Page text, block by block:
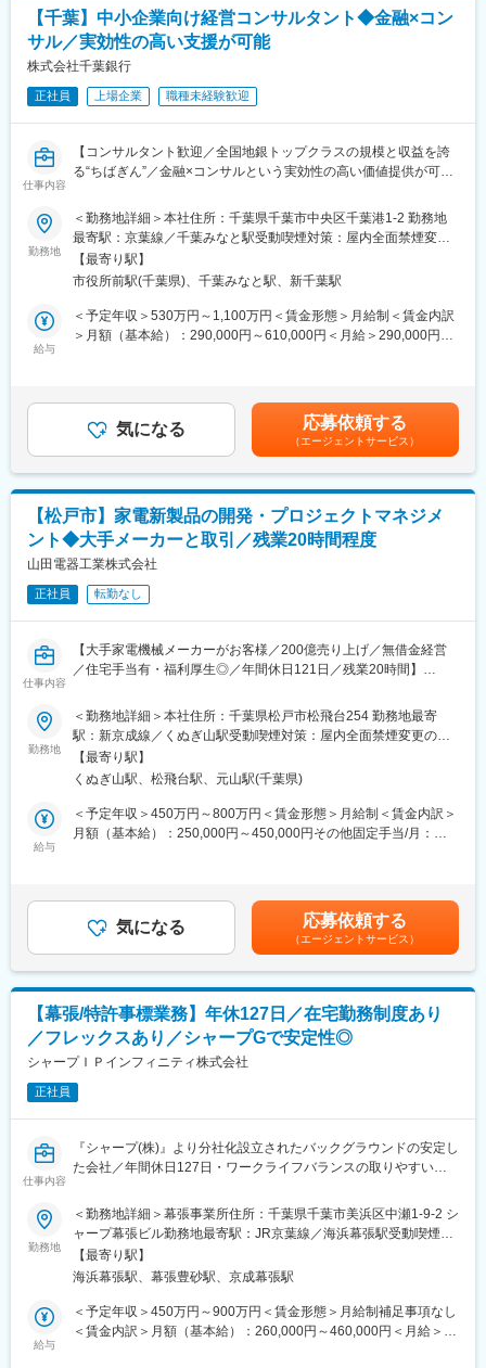
体施策の立案
●このポジションの魅力
・地方銀行トップクラスの顧客網を活かし、様々な規模の顧客に
対し、様々な内容の課題解決に携われることができる。
・金融×コンサルという極めて実効性の高い支援ができることで、
顧客の成長政略・各種改善等に大きく寄与できる。
・外部専門機関と協働し、事業戦略、人事制度、組織改革、DX推
進など幅広い経営テーマに携われる。
・入行後は法人アドバイザリー部にて、営業店と連携しながら法
人顧客の経営課題発掘やコンサルティング提案業務に従事いただ
きます。コンサルティング未経験者についても、外部専門機関や
経験豊富なメンバーとの協働を通じて、経営支援の専門性を身に
・中長期的には経営コンサルティング、DX支援等専門領域を担う
スペシャリストとして活躍いただくことを期待しています。
■当行の魅力：
・千葉県を中心に国内180店舗以上を展開し、ニューヨーク・香
港・ロンドン・上海・シンガポール・バンコクにも拠点を構える
など、全国トップクラスの規模と収益を誇る地方銀行です。
・証券・リース・IT・投資事業などを営む15のグループ会社と連
携し、お客さまのあらゆる課題を解決しています。
変更の範囲：【変更の範囲：その他当行が指示する業務】
【千葉】中小企業向け経営コンサルタント◆金融×コン
サル／実効性の高い支援が可能
株式会社千葉銀行
正社員 上場企業 職種未経験歓迎
仕事内容
【コンサルタント歓迎／全国地銀トップクラスの規模と収益を誇
る“ちばぎん”／金融×コンサルという実効性の高い価値提供が可
千葉銀行では、地域を中心とする顧客企業の経営課題解決を支援
するコンサルティング機能の強化を進めています。
永年の営業で培った千葉県を中心とする顧客企業との広範なネッ
トワークを活かし、複雑化する外部環境に対峙する顧客企業へ高
度な価値提供を行い、さらなる地域経済の発展に注力していきた
いと思っております。
・経営改善、組織・人事、DX推進等に関するソリューション提案
・コンサルティング案件の企画、提案、プロジェクト推進
・営業店向け案件創出支援および経営課題に関するアドバイザリ
体施策の立案
●このポジションの魅力
・地方銀行トップクラスの顧客網を活かし、様々な規模の顧客に
対し、様々な内容の課題解決に携われることができる。
・金融×コンサルという極めて実効性の高い支援ができることで、
顧客の成長政略・各種改善等に大きく寄与できる。
・外部専門機関と協働し、事業戦略、人事制度、組織改革、DX推
進など幅広い経営テーマに携われる。
・入行後は法人アドバイザリー部にて、営業店と連携しながら法
人顧客の経営課題発掘やコンサルティング提案業務に従事いただ
きます。コンサルティング未経験者についても、外部専門機関や
経験豊富なメンバーとの協働を通じて、経営支援の専門性を身に
・中長期的には経営コンサルティング、DX支援等専門領域を担う
スペシャリストとして活躍いただくことを期待しています。
■当行の魅力：
・千葉県を中心に国内180店舗以上を展開し、ニューヨーク・香
港・ロンドン・上海・シンガポール・バンコクにも拠点を構える
など、全国トップクラスの規模と収益を誇る地方銀行です。
・証券・リース・IT・投資事業などを営む15のグループ会社と連
携し、お客さまのあらゆる課題を解決しています。
変更の範囲：【変更の範囲：その他当行が指示する業務】
勤務地
＜勤務地詳細＞本社住所：千葉県千葉市中央区千葉港1-2 勤務地
最寄駅：京葉線／千葉みなと駅受動喫煙対策：屋内全面禁煙変更
の範囲：会社の定める事業所（リモートワーク含む）
【最寄り駅】
市役所前駅(千葉県)、千葉みなと駅、新千葉駅
給与
＜予定年収＞530万円～1,100万円＜賃金形態＞月給制＜賃金内訳
＞月額（基本給）：290,000円～610,000円＜月給＞290,000円～
す。月給(月額)は固定手当を含めた表記です。
気になる 応募依頼する
（エージェントサービス）
【松戸市】家電新製品の開発・プロジェクトマネジメ
ント◆大手メーカーと取引／残業20時間程度
山田電器工業株式会社
正社員 転勤なし
仕事内容
【大手家電機械メーカーがお客様／200億売り上げ／無借金経営
／住宅手当有・福利厚生◎／年間休日121日／残業20時間】
品の開発と製造受託（OEM・ODM）を大手メーカー・ブランド向
けに行っている当社にてメーカー顧客からの依頼を元にプロジェ
クトマネジメントをしていただくポジションを募集いたします。
価格や機能、デザインに至るまで、まだ世にない製品をカタチに
していき、自分の手で製品を世に送り出す。そんなやりがいを感
じられるポジションです。
■業務内容
・新製品開発に向けた商談、ニーズのヒアリング
└既存のお客様からの依頼対応と、当社からの新規製品開発の提
└他技術担当部署がプロジェクトメンバーとしてアサインされま
す。ハード・ソフト分かれての部署となっているため、技術的に
分からないことがあれば、すぐ質問しながら進められます。
・提案書、見積書の作成
・開発スケジュール、コスト、原価の管理
・量産立ち上げに伴う海外工場との連携、出張対応
※中国やベトナムなど、海外生産拠点への出張（年3回程度、1～2
週間）もあります。通訳が在籍しているため、語学に自信がない
方もご安心ください。
課長1名とメンバー3名で構成されており、全員が中途入社です。
異業界出身のメンバーも多く、それぞれの経験を活かしながら活
躍しています
・長年培った開発や製造ノウハウに裏打ちされた、当社ならでは
の企画立案によるトータル技術サポートの提供が可能です。
勤務地
＜勤務地詳細＞本社住所：千葉県松戸市松飛台254 勤務地最寄
駅：新京成線／くぬぎ山駅受動喫煙対策：屋内全面禁煙変更の範
囲：会社の定める事業所
【最寄り駅】
くぬぎ山駅、松飛台駅、元山駅(千葉県)
給与
＜予定年収＞450万円～800万円＜賃金形態＞月給制＜賃金内訳＞
月額（基本給）：250,000円～450,000円その他固定手当/月：
があります。月給(月額)は固定手当を含めた表記です。
気になる 応募依頼する
（エージェントサービス）
【幕張/特許事標業務】年休127日／在宅勤務制度あり
／フレックスあり／シャープGで安定性◎
シャープＩＰインフィニティ株式会社
正社員
仕事内容
『シャープ(株)』より分社化設立されたバックグラウンドの安定し
た会社／年間休日127日・ワークライフバランスの取りやすい環
■業務内容：
■特許出願・中間処理業務に関連する事務・管理業務、および特許
ポートフォリオの管理業務を行っていただきます。
即戦力として活躍頂きたいことから、実務ご経験のある方を募
集しております。
【主な業務内容】
勤務地
＜勤務地詳細＞幕張事業所住所：千葉県千葉市美浜区中瀬1-9-2 シ
ャープ幕張ビル勤務地最寄駅：JR京葉線／海浜幕張駅受動喫煙対
策：屋内全面禁煙変更の範囲：会社の定める事業所（リモートワ
ーク含む）
【最寄り駅】
海浜幕張駅、幕張豊砂駅、京成幕張駅
給与
＜予定年収＞450万円～900万円＜賃金形態＞月給制補足事項なし
＜賃金内訳＞月額（基本給）：260,000円～460,000円＜月給＞